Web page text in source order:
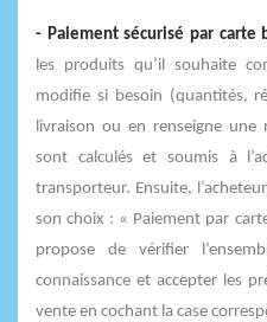
- Paiement sécurisé par carte
les produits qu’il souhaite
modifie si besoin (quantités,
livraison ou en renseigne
sont calculés et soumis à
transporteur. Ensuite,
son choix : « Paiement par
propose de vérifier
connaissance et accepter les
vente en cochant la case